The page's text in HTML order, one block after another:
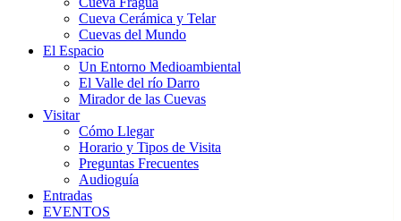
Cueva Cerámica y Telar
Cuevas del Mundo
El Espacio
Un Entorno Medioambiental
El Valle del río Darro
Mirador de las Cuevas
Visitar
Cómo Llegar
Horario y Tipos de Visita
Preguntas Frecuentes
Audioguía
Entradas
EVENTOS